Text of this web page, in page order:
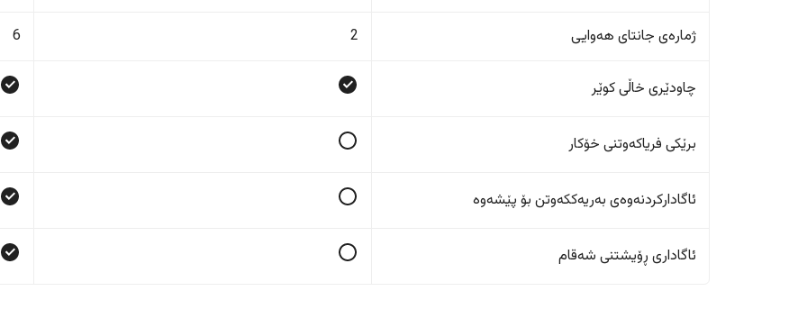
ژمارەی جانتای هەوایی 2
6
چاودێری خاڵی کوێر
برێکی فریاکەوتنی خۆکار
ئاگادارکردنەوەی بەریەککەوتن بۆ پێشەوە
ئاگاداری ڕۆیشتنی شەقام